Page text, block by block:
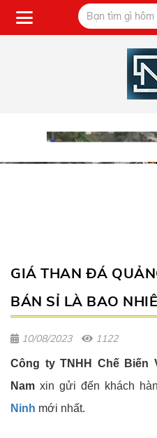
GIÁ THAN ĐÁ
BÁN SỈ LÀ BAO
10/08/2023 1122
Công ty TNHH Chế Biến
Nam xin gửi đến khách
Ninh mới nhất.